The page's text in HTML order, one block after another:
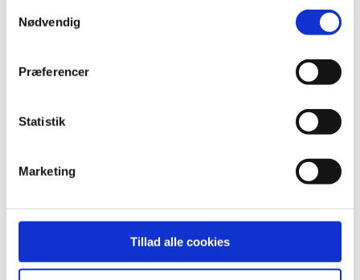
Nødvendig
Præferencer
Statistik
Marketing
Tillad alle cookies
hjemmesiden, under
er bindende.
Vær opmærksom på, at du af hensyn til forplejning, skal vælge i
Har du allergier eller andet skal du sende en mail til